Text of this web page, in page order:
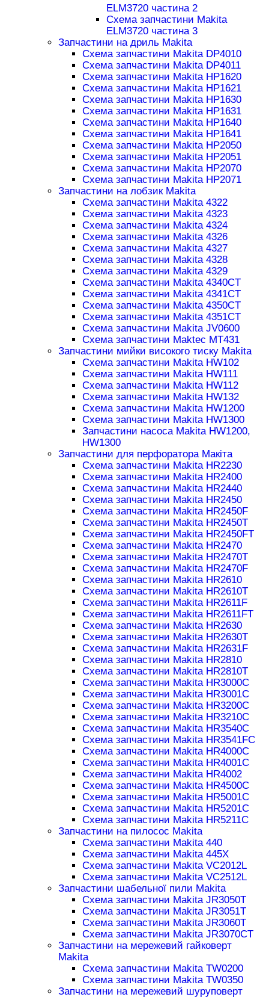
ELM3720 частина 2
Схема запчастини Makita
ELM3720 частина 3
Запчастини на дриль Makita
Схема запчастини Makita DP4010
Схема запчастини Makita DP4011
Схема запчастини Makita HP1620
Схема запчастини Makita HP1621
Схема запчастини Makita HP1630
Схема запчастини Makita HP1631
Схема запчастини Makita HP1640
Схема запчастини Makita HP1641
Схема запчастини Makita HP2050
Схема запчастини Makita HP2051
Схема запчастини Makita HP2070
Схема запчастини Makita HP2071
Запчастини на лобзик Makita
Схема запчастини Makita 4322
Схема запчастини Makita 4323
Схема запчастини Makita 4324
Схема запчастини Makita 4326
Схема запчастини Makita 4327
Схема запчастини Makita 4328
Схема запчастини Makita 4329
Схема запчастини Makita 4340CT
Схема запчастини Makita 4341CT
Схема запчастини Makita 4350CT
Схема запчастини Makita 4351CT
Схема запчастини Makita JV0600
Схема запчастини Maktec MT431
Запчастини мийки високого тиску Makita
Схема запчастини Makita HW102
Схема запчастини Makita HW111
Схема запчастини Makita HW112
Схема запчастини Makita HW132
Схема запчастини Makita HW1200
Схема запчастини Makita HW1300
Запчастини насоса Makita HW1200,
HW1300
Запчастини для перфоратора Макіта
Схема запчастини Makita HR2230
Схема запчастини Makita HR2400
Схема запчастини Makita HR2440
Схема запчастини Makita HR2450
Схема запчастини Makita HR2450F
Схема запчастини Makita HR2450T
Схема запчастини Makita HR2450FT
Схема запчастини Makita HR2470
Схема запчастини Makita HR2470T
Схема запчастини Makita HR2470F
Схема запчастини Makita HR2610
Схема запчастини Makita HR2610T
Схема запчастини Makita HR2611F
Схема запчастини Makita HR2611FT
Схема запчастини Makita HR2630
Схема запчастини Makita HR2630T
Схема запчастини Makita HR2631F
Схема запчастини Makita HR2810
Схема запчастини Makita HR2810T
Схема запчастини Makita HR3000C
Схема запчастини Makita HR3001C
Схема запчастини Makita HR3200C
Схема запчастини Makita HR3210C
Схема запчастини Makita HR3540C
Схема запчастини Makita HR3541FC
Схема запчастини Makita HR4000C
Схема запчастини Makita HR4001C
Схема запчастини Makita HR4002
Схема запчастини Makita HR4500C
Схема запчастини Makita HR5001C
Схема запчастини Makita HR5201C
Схема запчастини Makita HR5211C
Запчастини на пилосос Makita
Схема запчастини Makita 440
Схема запчастини Makita 445X
Схема запчастини Makita VC2012L
Схема запчастини Makita VC2512L
Запчастини шабельної пили Makita
Схема запчастини Makita JR3050T
Схема запчастини Makita JR3051T
Схема запчастини Makita JR3060T
Схема запчастини Makita JR3070CT
Запчастини на мережевий гайковерт
Makita
Схема запчастини Makita TW0200
Схема запчастини Makita TW0350
Запчастини на мережевий шуруповерт